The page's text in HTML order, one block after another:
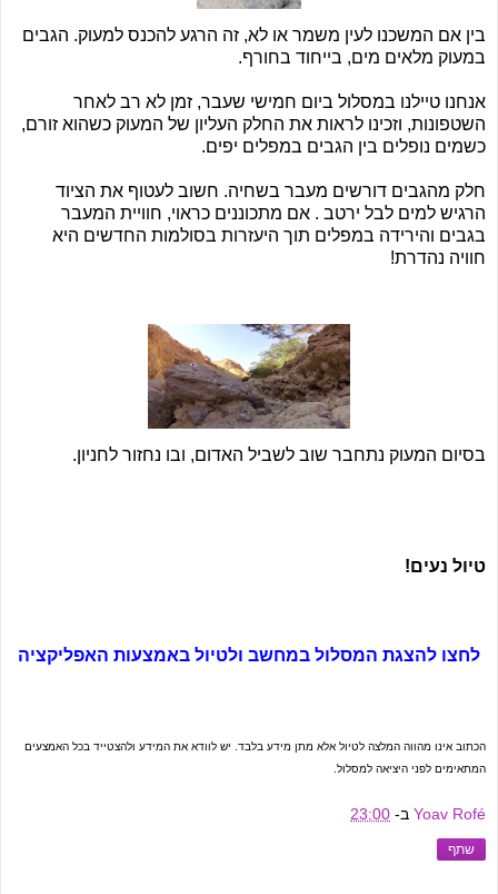
בין אם המשכנו לעין משמר או לא, זה הרגע להכנס למעוק. הגבים
במעוק מלאים מים, בייחוד בחורף.
אנחנו טיילנו במסלול ביום חמישי שעבר, זמן לא רב לאחר
השטפונות, וזכינו לראות את החלק העליון של המעוק כשהוא זורם,
כשמים נופלים בין הגבים במפלים יפים.
חלק מהגבים דורשים מעבר בשחיה. חשוב לעטוף את הציוד
הרגיש למים לבל ירטב . אם מתכוננים כראוי, חוויית המעבר
בגבים והירידה במפלים תוך היעזרות בסולמות החדשים היא
חוויה נהדרת!
בסיום המעוק נתחבר שוב לשביל האדום, ובו נחזור לחניון.
טיול נעים!
לחצו להצגת המסלול במחשב ולטיול באמצעות האפליקציה
הכתוב אינו מהווה המלצה לטיול אלא מתן מידע בלבד. יש לוודא את המידע ולהצטייד בכל האמצעים
המתאימים לפני היציאה למסלול.
Yoav Rofé ב- 23:00
שתף